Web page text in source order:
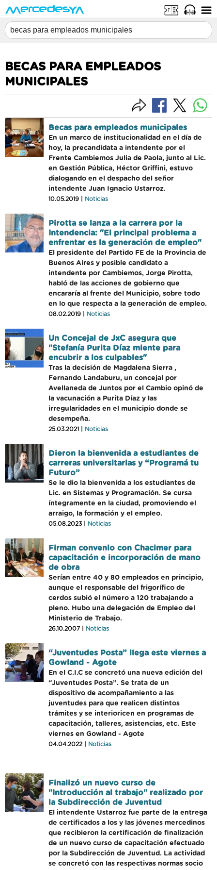
BECAS PARA EMPLEADOS
MUNICIPALES
Becas para empleados municipales
En un marco de institucionalidad en el día de
hoy, la precandidata a intendente por el
Frente Cambiemos Julia de Paola, junto al Lic.
en Gestión Pública, Héctor Griffini, estuvo
dialogando en el despacho del señor
intendente Juan Ignacio Ustarroz.
10.05.2019 | Noticias
Pirotta se lanza a la carrera por la
Intendencia: "El principal problema a
enfrentar es la generación de empleo"
El presidente del Partido FE de la Provincia de
Buenos Aires y posible candidato a
intendente por Cambiemos, Jorge Pirotta,
habló de las acciones de gobierno que
encararía al frente del Municipio, sobre todo
en lo que respecta a la generación de empleo.
08.02.2019 | Noticias
Un Concejal de JxC asegura que
"Stefanía Purita Díaz miente para
encubrir a los culpables"
Tras la decisión de Magdalena Sierra ,
Fernando Landaburu, un concejal por
Avellaneda de Juntos por el Cambio opinó de
la vacunación a Purita Díaz y las
irregularidades en el municipio donde se
desempeña.
25.03.2021 | Noticias
Dieron la bienvenida a estudiantes de
carreras universitarias y “Programá tu
Futuro”
Se le dio la bienvenida a los estudiantes de
Lic. en Sistemas y Programación. Se cursa
íntegramente en la ciudad, promoviendo el
arraigo, la formación y el empleo.
05.08.2023 | Noticias
Firman convenio con Chacimer para
capacitación e incorporación de mano
de obra
Serían entre 40 y 80 empleados en principio,
aunque el responsable del frigorífico de
cerdos subió el número a 120 trabajando a
pleno. Hubo una delegación de Empleo del
Ministerio de Trabajo.
26.10.2007 | Noticias
“Juventudes Posta” llega este viernes a
Gowland - Agote
En el C.I.C se concretó una nueva edición del
“Juventudes Posta”. Se trata de un
dispositivo de acompañamiento a las
juventudes para que realicen distintos
trámites y se interioricen en programas de
capacitación, talleres, asistencias, etc. Este
viernes en Gowland - Agote
04.04.2022 | Noticias
Finalizó un nuevo curso de
"Introducción al trabajo" realizado por
la Subdirección de Juventud
El intendente Ustarroz fue parte de la entrega
de certificados a los y las jóvenes mercedinos
que recibieron la certificación de finalización
de un nuevo curso de capacitación efectuado
por la Subdirección de Juventud. La actividad
se concretó con las respectivas normas socio